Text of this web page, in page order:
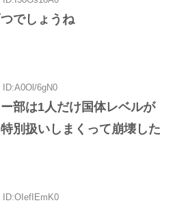
でしょうね
ID:A0Ol/6gN0
部は1人だけ国体レベルが
別扱いしまくって崩壊した
ID:OIefIEmK0